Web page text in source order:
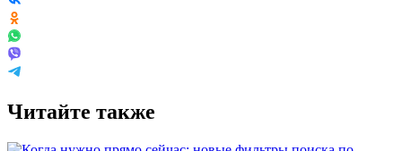
Читайте также